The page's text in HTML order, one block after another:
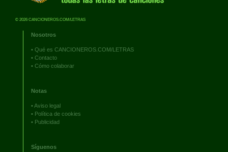
© 2026 CANCIONEROS.COM/LETRAS
Nosotros
• Qué es CANCIONEROS.COM/LETRAS
• Contacto
• Cómo colaborar
Notas
•Aviso legal
• Política de cookies
• Publicidad
Síguenos